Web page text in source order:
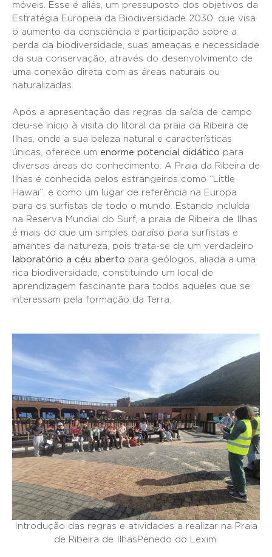
móveis. Esse é aliás, um pressuposto dos objetivos da
Estratégia Europeia da Biodiversidade 2030, que visa
o aumento da consciência e participação sobre a
perda da biodiversidade, suas ameaças e necessidade
da sua conservação, através do desenvolvimento de
uma conexão direta com as áreas naturais ou
naturalizadas.
Após a apresentação das regras da saída de campo
deu-se início à visita do litoral da praia da Ribeira de
Ilhas, onde a sua beleza natural e características
únicas, oferece um enorme potencial didático para
diversas áreas do conhecimento. A Praia da Ribeira de
Ilhas é conhecida pelos estrangeiros como “Little
Hawai”, e como um lugar de referência na Europa
para os surfistas de todo o mundo. Estando incluída
na Reserva Mundial do Surf, a praia de Ribeira de Ilhas
é mais do que um simples paraíso para surfistas e
amantes da natureza, pois trata-se de um verdadeiro
laboratório a céu aberto para geólogos, aliada a uma
rica biodiversidade, constituindo um local de
aprendizagem fascinante para todos aqueles que se
interessam pela formação da Terra.
Introdução das regras e atividades a realizar na Praia
de Ribeira de IlhasPenedo do Lexim.